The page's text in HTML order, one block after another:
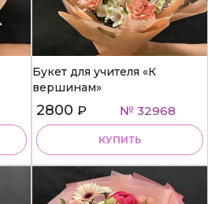
Букет для учителя «К
вершинам»
2800 ₽ № 32968
КУПИТЬ